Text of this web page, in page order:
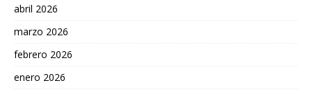
abril 2026
marzo 2026
febrero 2026
enero 2026